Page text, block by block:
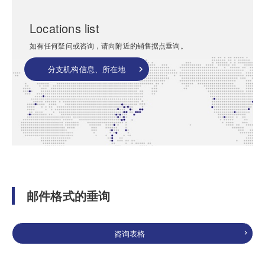
Locations list
如有任何疑问或咨询，请向附近的销售据点垂询。
分支机构信息、所在地
邮件格式的垂询
咨询表格